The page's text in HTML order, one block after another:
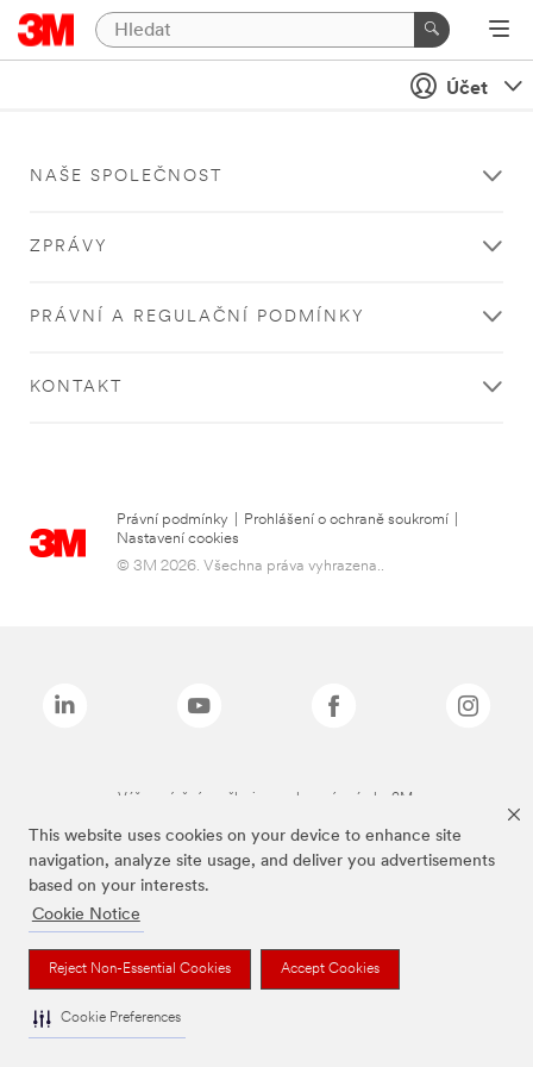
This website uses cookies on your device to enhance site
navigation, analyze site usage, and deliver you advertisements
based on your interests.
Cookie Notice
Reject Non-Essential Cookies Accept Cookies
Cookie Preferences
Účet
NAŠE SPOLEČNOST
ZPRÁVY
PRÁVNÍ A REGULAČNÍ PODMÍNKY
KONTAKT
Právní podmínky Prohlášení o ochraně soukromí
Nastavení cookies
© 3M 2026. Všechna práva vyhrazena..
Výše zmíněné značky jsou ochranné známky 3M.